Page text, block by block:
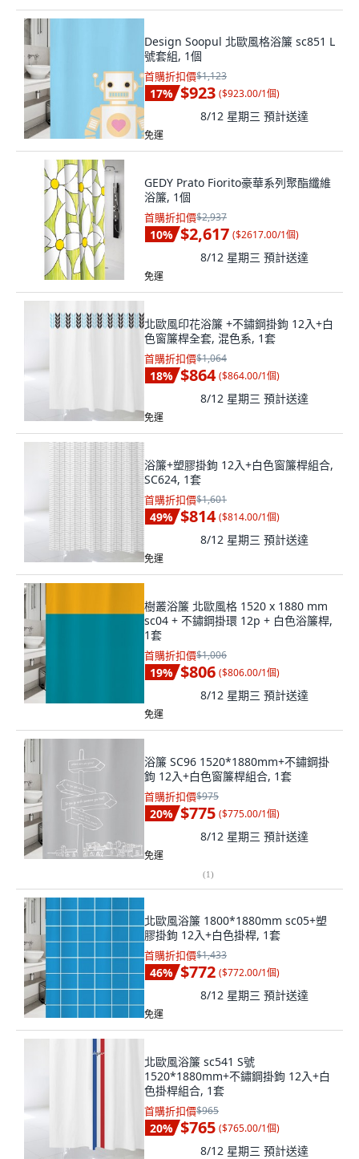
Design Soopul 北歐風格浴簾 sc851 L
號套組, 1個
首購折扣價$1,123
17% $923 ($923.00/1個)
8/12 星期三 預計送達
免運
GEDY Prato Fiorito豪華系列聚酯纖維
浴簾, 1個
首購折扣價$2,937
10% $2,617 ($2617.00/1個)
8/12 星期三 預計送達
免運
北歐風印花浴簾 +不鏽鋼掛鉤 12入+白
色窗簾桿全套, 混色系, 1套
首購折扣價$1,064
18% $864 ($864.00/1個)
8/12 星期三 預計送達
免運
浴簾+塑膠掛鉤 12入+白色窗簾桿組合,
SC624, 1套
首購折扣價$1,601
49% $814 ($814.00/1個)
8/12 星期三 預計送達
免運
樹叢浴簾 北歐風格 1520 x 1880 mm
sc04 + 不鏽鋼掛環 12p + 白色浴簾桿,
1套
首購折扣價$1,006
19% $806 ($806.00/1個)
8/12 星期三 預計送達
免運
浴簾 SC96 1520*1880mm+不鏽鋼掛
鉤 12入+白色窗簾桿組合, 1套
首購折扣價$975
20% $775 ($775.00/1個)
8/12 星期三 預計送達
免運
(1)
北歐風浴簾 1800*1880mm sc05+塑
膠掛鉤 12入+白色掛桿, 1套
首購折扣價$1,433
46% $772 ($772.00/1個)
8/12 星期三 預計送達
免運
北歐風浴簾 sc541 S號
1520*1880mm+不鏽鋼掛鉤 12入+白
色掛桿組合, 1套
首購折扣價$965
20% $765 ($765.00/1個)
8/12 星期三 預計送達